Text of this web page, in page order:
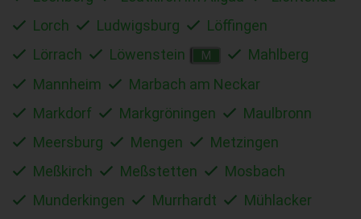
Lorch
Ludwigsburg
Löffingen
Lörrach
Löwenstein M
Mahlberg
Mannheim
Marbach am Neckar
Markdorf
Markgröningen
Maulbronn
Meersburg
Mengen
Metzingen
Meßkirch
Meßstetten
Mosbach
Munderkingen
Murrhardt
Mühlacker